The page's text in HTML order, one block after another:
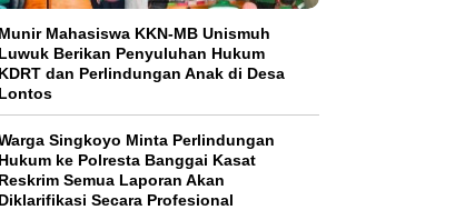
Munir Mahasiswa KKN-MB Unismuh
Luwuk Berikan Penyuluhan Hukum
KDRT dan Perlindungan Anak di Desa
Lontos
Singkoyo Minta Perlindungan
Hukum ke Polresta Banggai Kasat
Reskrim Semua Laporan Akan
Diklarifikasi Secara Profesional